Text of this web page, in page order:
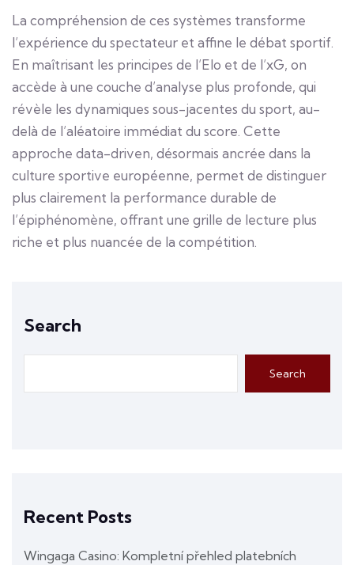
La compréhension de ces systèmes transforme
l’expérience du spectateur et affine le débat sportif.
En maîtrisant les principes de l’Elo et de l’xG, on
accède à une couche d’analyse plus profonde, qui
révèle les dynamiques sous-jacentes du sport, au-
delà de l’aléatoire immédiat du score. Cette
approche data-driven, désormais ancrée dans la
culture sportive européenne, permet de distinguer
plus clairement la performance durable de
l’épiphénomène, offrant une grille de lecture plus
riche et plus nuancée de la compétition.
Search
Search
Recent Posts
Wingaga Casino: Kompletní přehled platebních